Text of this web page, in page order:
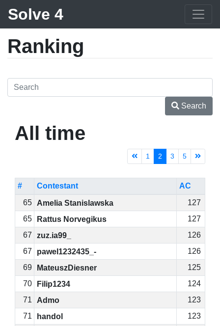
Solve 4
Ranking
Search
All time
1 2 3 5
# Contestant
AC
65
Amelia Stanislawska
127
65
Rattus Norvegikus
127
67
zuz.ia99_
126
67
pawel1232435_-
126
69
MateuszDiesner
125
70
Filip1234
124
71
Admo
123
71
handol
123